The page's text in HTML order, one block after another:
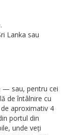
Lanka sau
— sau, pentru cei
de întâlnire cu
aproximativ 4
portul din
unde veți